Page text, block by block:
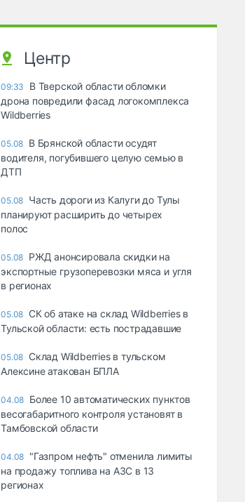
Центр
09:33
В Тверской области обломки
дрона повредили фасад логокомплекса
Wildberries
05.08 В Брянской области осудят
водителя, погубившего целую семью в
ДТП
05.08 Часть дороги из Калуги до Тулы
планируют расширить до четырех
полос
05.08 РЖД анонсировала скидки на
экспортные грузоперевозки мяса и угля
в регионах
05.08 СК об атаке на склад Wildberries в
Тульской области: есть пострадавшие
05.08 Склад Wildberries в тульском
Алексине атакован БПЛА
04.08 Более 10 автоматических пунктов
весогабаритного контроля установят в
Тамбовской области
04.08 "Газпром нефть" отменила лимиты
на продажу топлива на АЗС в 13
регионах